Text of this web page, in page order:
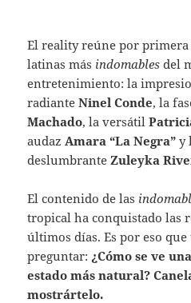
El reality reúne por primera
latinas más indomables del
entretenimiento: la
radianteNinel Conde, la
Machado, la versátil
audaz Amara “La Negra”y
deslumbrante Zuleyka
El contenido de las
tropical ha conquistado las
últimos días. Es por eso que
preguntar: ¿Cómo se ve
estado más natural?
mostrártelo.